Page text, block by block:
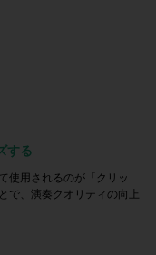
する
使用されるのが「クリッ
で、演奏クオリティの向上